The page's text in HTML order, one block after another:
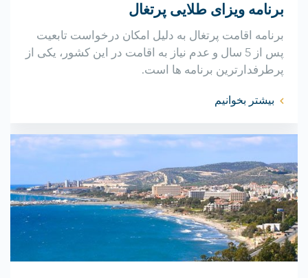
برنامه ویزای طلایی پرتغال
برنامه اقامت پرتغال به دلیل امکان درخواست تابعیت
پس از 5 سال و عدم نیاز به اقامت در این کشور، یکی از
پرطرفدارترین برنامه ها است.
بیشتر بخوانیم